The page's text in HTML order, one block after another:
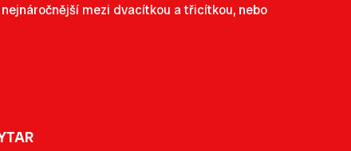
mezi dvacítkou a třicítkou, nebo